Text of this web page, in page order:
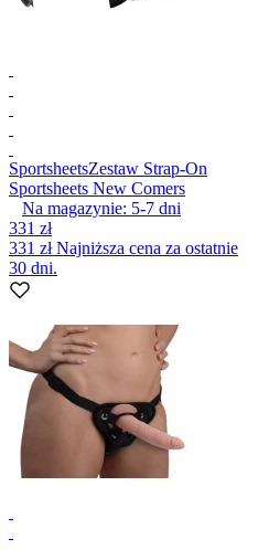
SportsheetsZestaw Strap-On
Sportsheets New Comers
Na magazynie: 5-7 dni
331 zł
331 złNajniższa cena za ostatnie
30 dni.